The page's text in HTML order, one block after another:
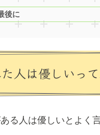
後に
人は優しいっ
る人は優しいとよく